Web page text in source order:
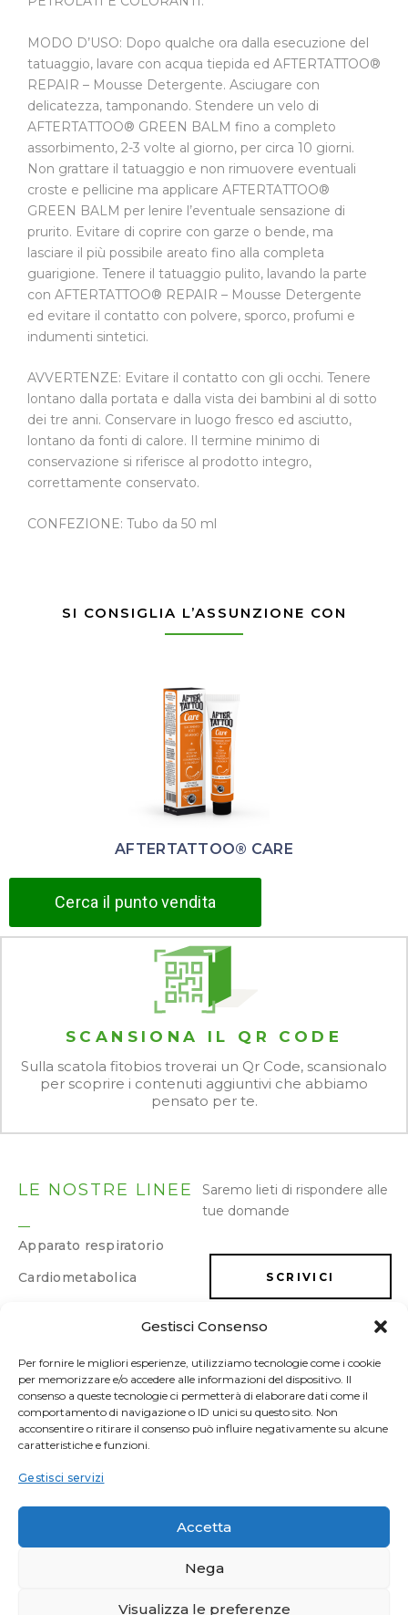
Gestisci Consenso
Per fornire le migliori esperienze, utilizziamo tecnologie come i cookie
per memorizzare e/o accedere alle informazioni del dispositivo. Il
consenso a queste tecnologie ci permetterà di elaborare dati come il
comportamento di navigazione o ID unici su questo sito. Non
acconsentire o ritirare il consenso può influire negativamente su alcune
caratteristiche e funzioni.
Gestisci servizi
Accetta
Nega
Visualizza le preferenze
MODO D’USO: Dopo qualche ora dalla esecuzione del
tatuaggio, lavare con acqua tiepida ed AFTERTATTOO®
REPAIR – Mousse Detergente. Asciugare con
delicatezza, tamponando. Stendere un velo di
AFTERTATTOO® GREEN BALM fino a completo
assorbimento, 2-3 volte al giorno, per circa 10 giorni.
Non grattare il tatuaggio e non rimuovere eventuali
croste e pellicine ma applicare AFTERTATTOO®
GREEN BALM per lenire l’eventuale sensazione di
prurito. Evitare di coprire con garze o bende, ma
lasciare il più possibile areato fino alla completa
guarigione. Tenere il tatuaggio pulito, lavando la parte
con AFTERTATTOO® REPAIR – Mousse Detergente
ed evitare il contatto con polvere, sporco, profumi e
indumenti sintetici.
AVVERTENZE: Evitare il contatto con gli occhi. Tenere
lontano dalla portata e dalla vista dei bambini al di sotto
dei tre anni. Conservare in luogo fresco ed asciutto,
lontano da fonti di calore. Il termine minimo di
conservazione si riferisce al prodotto integro,
correttamente conservato.
CONFEZIONE: Tubo da 50 ml
SI CONSIGLIA L’ASSUNZIONE CON
AFTERTATTOO® CARE
Cerca il punto vendita
SCANSIONA IL QR CODE
Sulla scatola fitobios troverai un Qr Code, scansionalo
per scoprire i contenuti aggiuntivi che abbiamo
pensato per te.
LE NOSTRE LINEE
Apparato respiratorio
Cardiometabolica
Energia e memoria
Gastrointestinale
Ginecologica/Urologica
Osteoarticolare
Sonno e umore
Sport
Saremo lieti di rispondere alle
tue domande
SCRIVICI
LAVORA CON NOI